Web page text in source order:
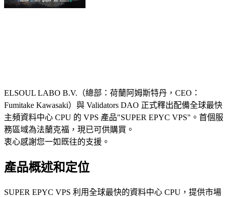
ELSOUL LABO B.V.（總部：荷蘭阿姆斯特丹，CEO：
Fumitake Kawasaki）與 Validators DAO 正式釋出配備全球最快
主頻資料中心 CPU 的 VPS 產品"SUPER EPYC VPS"。首個服
務區域為法蘭克福，現已可供購買。
衷心感謝您一如既往的支援。
產品概述和定位
SUPER EPYC VPS 利用全球最快的資料中心 CPU，提供市場